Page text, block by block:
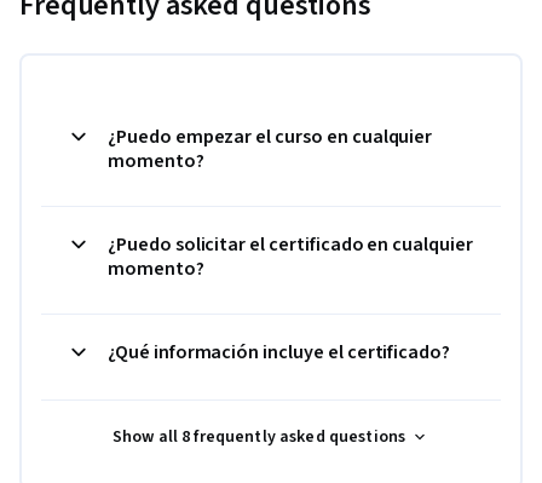
¿Puedo empezar el curso en cualquier
momento?
¿Puedo solicitar el certificado en cualquier
momento?
¿Qué información incluye el certificado?
Show all 8 frequently asked questions